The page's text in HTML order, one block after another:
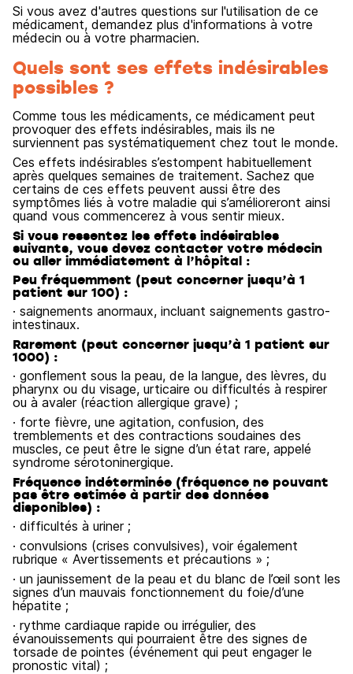
Si vous avez d'autres questions sur l'utilisation de ce
médicament, demandez plus d'informations à votre
médecin ou à votre pharmacien.
Quels sont ses effets indésirables
possibles ?
Comme tous les médicaments, ce médicament peut
provoquer des effets indésirables, mais ils ne
surviennent pas systématiquement chez tout le monde.
Ces effets indésirables s’estompent habituellement
après quelques semaines de traitement. Sachez que
certains de ces effets peuvent aussi être des
symptômes liés à votre maladie qui s’amélioreront ainsi
quand vous commencerez à vous sentir mieux.
Si vous ressentez les effets indésirables
suivants, vous devez contacter votre médecin
ou aller immédiatement à l’hôpital :
Peu fréquemment (peut concerner jusqu’à 1
patient sur 100) :
· saignements anormaux, incluant saignements gastro-
intestinaux.
Rarement (peut concerner jusqu’à 1 patient sur
1000) :
· gonflement sous la peau, de la langue, des lèvres, du
pharynx ou du visage, urticaire ou difficultés à respirer
ou à avaler (réaction allergique grave) ;
· forte fièvre, une agitation, confusion, des
tremblements et des contractions soudaines des
muscles, ce peut être le signe d’un état rare, appelé
syndrome sérotoninergique.
Fréquence indéterminée (fréquence ne pouvant
pas être estimée à partir des données
disponibles) :
· difficultés à uriner ;
· convulsions (crises convulsives), voir également
rubrique « Avertissements et précautions » ;
· un jaunissement de la peau et du blanc de l’œil sont les
signes d’un mauvais fonctionnement du foie/d’une
hépatite ;
· rythme cardiaque rapide ou irrégulier, des
évanouissements qui pourraient être des signes de
torsade de pointes (événement qui peut engager le
pronostic vital) ;